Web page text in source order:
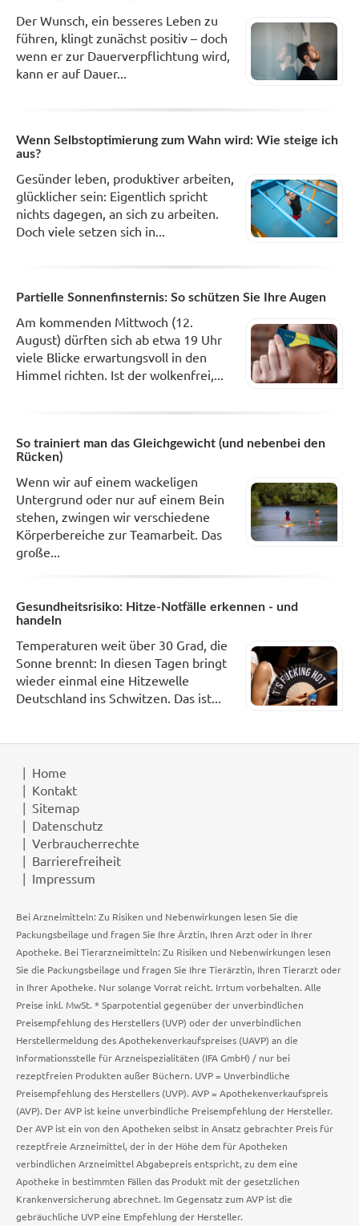
Der Wunsch, ein besseres Leben zu
führen, klingt zunächst positiv – doch
wenn er zur Dauerverpflichtung wird,
kann er auf Dauer...
Wenn Selbstoptimierung zum Wahn wird: Wie steige ich
aus?
Gesünder leben, produktiver arbeiten,
glücklicher sein: Eigentlich spricht
nichts dagegen, an sich zu arbeiten.
Doch viele setzen sich in...
Partielle Sonnenfinsternis: So schützen Sie Ihre Augen
Am kommenden Mittwoch (12.
August) dürften sich ab etwa 19 Uhr
viele Blicke erwartungsvoll in den
Himmel richten. Ist der wolkenfrei,...
So trainiert man das Gleichgewicht (und nebenbei den
Rücken)
Wenn wir auf einem wackeligen
Untergrund oder nur auf einem Bein
stehen, zwingen wir verschiedene
Körperbereiche zur Teamarbeit. Das
große...
Gesundheitsrisiko: Hitze-Notfälle erkennen - und
handeln
Temperaturen weit über 30 Grad, die
Sonne brennt: In diesen Tagen bringt
wieder einmal eine Hitzewelle
Deutschland ins Schwitzen. Das ist...
Home
Kontakt
Sitemap
Datenschutz
Verbraucherrechte
Barrierefreiheit
Impressum
Bei Arzneimitteln: Zu Risiken und Nebenwirkungen lesen Sie die
Packungsbeilage und fragen Sie Ihre Ärztin, Ihren Arzt oder in Ihrer
Apotheke. Bei Tierarzneimitteln: Zu Risiken und Nebenwirkungen lesen
Sie die Packungsbeilage und fragen Sie Ihre Tierärztin, Ihren Tierarzt oder
in Ihrer Apotheke. Nur solange Vorrat reicht. Irrtum vorbehalten. Alle
Preise inkl. MwSt. * Sparpotential gegenüber der unverbindlichen
Preisempfehlung des Herstellers (UVP) oder der unverbindlichen
Herstellermeldung des Apothekenverkaufspreises (UAVP) an die
Informationsstelle für Arzneispezialitäten (IFA GmbH) / nur bei
rezeptfreien Produkten außer Büchern. UVP = Unverbindliche
Preisempfehlung des Herstellers (UVP). AVP = Apothekenverkaufspreis
(AVP). Der AVP ist keine unverbindliche Preisempfehlung der Hersteller.
Der AVP ist ein von den Apotheken selbst in Ansatz gebrachter Preis für
rezeptfreie Arzneimittel, der in der Höhe dem für Apotheken
verbindlichen Arzneimittel Abgabepreis entspricht, zu dem eine
Apotheke in bestimmten Fällen das Produkt mit der gesetzlichen
Krankenversicherung abrechnet. Im Gegensatz zum AVP ist die
gebräuchliche UVP eine Empfehlung der Hersteller.